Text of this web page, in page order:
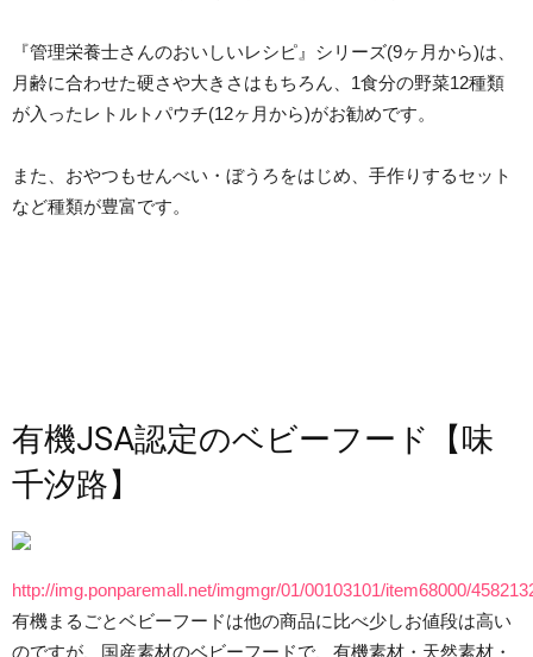
『管理栄養士さんのおいしいレシピ』シリーズ(9ヶ月から)は、
月齢に合わせた硬さや大きさはもちろん、1食分の野菜12種類
が入ったレトルトパウチ(12ヶ月から)がお勧めです。
また、おやつもせんべい・ぼうろをはじめ、手作りするセット
など種類が豊富です。
有機JSA認定のベビーフード【味
千汐路】
http://img.ponparemall.net/imgmgr/01/00103101/item68000/
有機まるごとベビーフードは他の商品に比べ少しお値段は高い
のですが、国産素材のベビーフードで、有機素材・天然素材・